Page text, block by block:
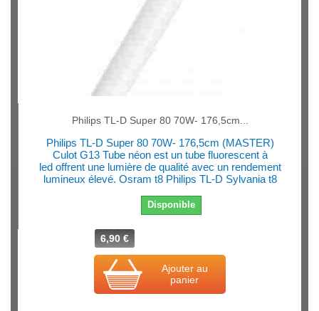
Philips TL-D Super 80 70W- 176,5cm...
Philips TL-D Super 80 70W- 176,5cm (MASTER)
Culot G13 Tube néon est un tube fluorescent à
led offrent une lumière de qualité avec un rendement
lumineux élevé. Osram t8 Philips TL-D Sylvania t8
Disponible
6,90 €
Ajouter au
panier